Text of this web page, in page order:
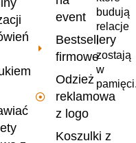
budują
relacje
i
zostają
w
event
Bestsellery
firmowe
Odzież
reklamowa
z logo
Koszulki z